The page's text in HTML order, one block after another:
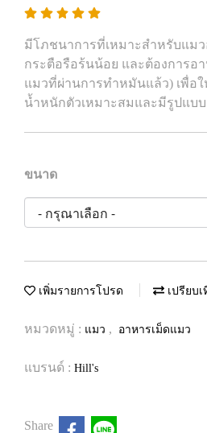
มีโภชนาการที่เหมาะสำหรับแมว
กระตือรือร้นน้อย และต้องการอ
แมวที่ผ่านการทำหมันแล้ว) เพื่อ
น้ำหนักตัวเหมาะสมและมีรูปแบ
ขนาด
เพิ่มรายการโปรด เปรียบเ
หมวดหมู่ : แมว , อาหารเม็ดแมว
แบรนด์ : Hill's
Share